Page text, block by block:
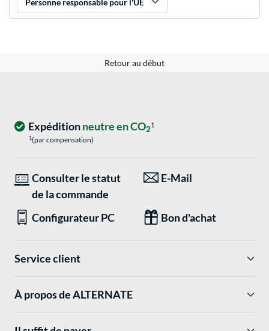
Personne responsable pour l'UE
Retour au début
Expéditionneutre en CO21
1(par compensation)
Consulter le statut
de la commande
E-Mail
Configurateur PC Bon d'achat
Service client
À propos de ALTERNATE